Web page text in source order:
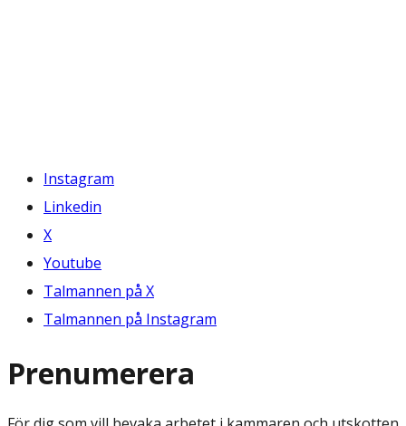
Instagram
Linkedin
X
Youtube
Talmannen på X
Talmannen på Instagram
Prenumerera